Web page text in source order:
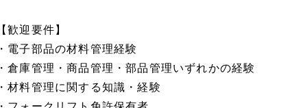
【歓迎要件】
・電子部品の材料管理経験
・倉庫管理・商品管理・部品管理いずれかの経験
・材料管理に関する知識・経験